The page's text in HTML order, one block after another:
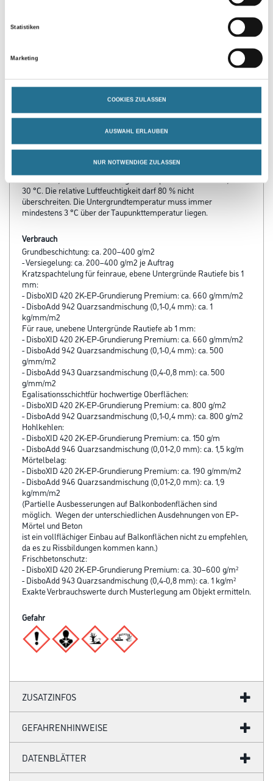
Statistiken
Marketing
COOKIES ZULASSEN
AUSWAHL ERLAUBEN
NUR NOTWENDIGE ZULASSEN
Produkteigenschaft
- Gutes Penetrationsvermögen
- Sehr gute Verankerung im Betonuntergrund
Verarbeitungstemp./Luftfeuchte
Werkstoff-, Umluft- und Untergrundtemperatur: Mind. 10 °C, max.
30 °C. Die relative Luftfeuchtigkeit darf 80 % nicht
überschreiten. Die Untergrundtemperatur muss immer
mindestens 3 °C über der Taupunkttemperatur liegen.
Verbrauch
Grundbeschichtung: ca. 200–400 g/m2
- Versiegelung: ca. 200–400 g/m2 je Auftrag
Kratzspachtelung für feinraue, ebene Untergründe Rautiefe bis 1
mm:
- DisboXID 420 2K-EP-Grundierung Premium: ca. 660 g/mm/m2
- DisboAdd 942 Quarzsandmischung (0,1-0,4 mm): ca. 1
kg/mm/m2
Für raue, unebene Untergründe Rautiefe ab 1 mm:
- DisboXID 420 2K-EP-Grundierung Premium: ca. 660 g/mm/m2
- DisboAdd 942 Quarzsandmischung (0,1-0,4 mm): ca. 500
g/mm/m2
- DisboAdd 943 Quarzsandmischung (0,4-0,8 mm): ca. 500
g/mm/m2
Egalisationsschichtfür hochwertige Oberflächen:
- DisboXID 420 2K-EP-Grundierung Premium: ca. 800 g/m2
- DisboAdd 942 Quarzsandmischung (0,1-0,4 mm): ca. 800 g/m2
Hohlkehlen:
- DisboXID 420 2K-EP-Grundierung Premium: ca. 150 g/m
- DisboAdd 946 Quarzsandmischung (0,01-2,0 mm): ca. 1,5 kg/m
Mörtelbelag:
- DisboXID 420 2K-EP-Grundierung Premium: ca. 190 g/mm/m2
- DisboAdd 946 Quarzsandmischung (0,01-2,0 mm): ca. 1,9
kg/mm/m2
(Partielle Ausbesserungen auf Balkonbodenflächen sind
möglich. Wegen der unterschiedlichen Ausdehnungen von EP-
Mörtel und Beton
ist ein vollflächiger Einbau auf Balkonflächen nicht zu empfehlen,
da es zu Rissbildungen kommen kann.)
Frischbetonschutz:
- DisboXID 420 2K-EP-Grundierung Premium: ca. 30–600 g/m²
- DisboAdd 943 Quarzsandmischung (0,4-0,8 mm): ca. 1 kg/m²
Exakte Verbrauchswerte durch Musterle­gung am Objekt ermitteln.
Gefahr
ZUSATZINFOS
GEFAHRENHINWEISE
DATENBLÄTTER